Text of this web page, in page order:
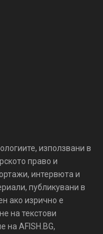
използвани в
право и
интервюта и
публикувани в
ако изрично е
на текстови
на AFISH.BG,